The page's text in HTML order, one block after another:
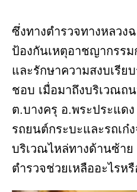
ซึ่งทางตำรวจทางหลวง
ป้องกันเหตุอาชญากรร
และรักษาความสงบเรีย
ชอบ เมื่อมาถึงบริเวณถ
ต.บางครุ อ.พระประแด
รถยนต์กระบะและรถเก๋
บริเวณไหล่ทางด้านซ้าย
ตำรวจช่วยเหลืออะไรหรื